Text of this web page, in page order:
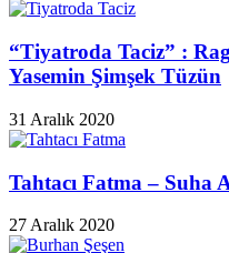
“Tiyatroda Taciz” :
Yasemin Şimşek Tüzün
31 Aralık 2020
Tahtacı Fatma – Suha
27 Aralık 2020